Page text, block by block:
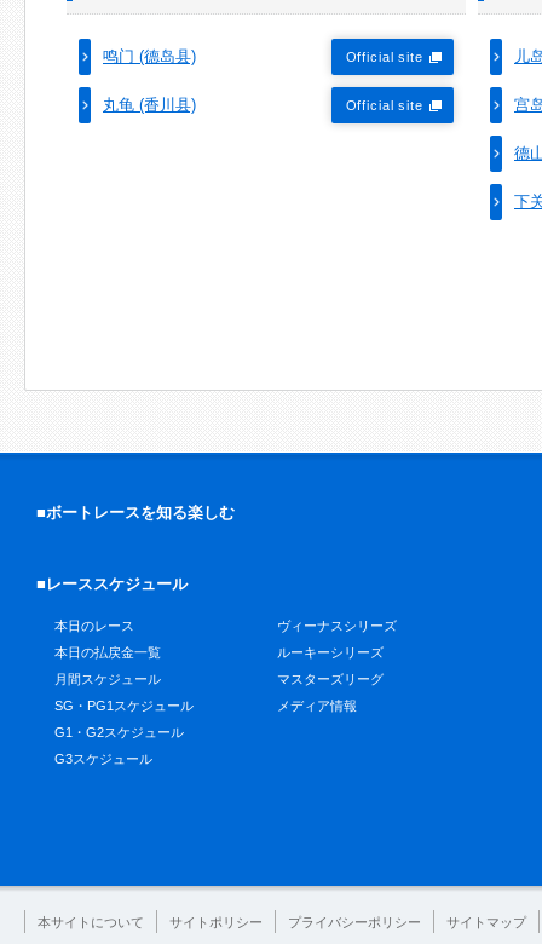
鸣门 (德岛县) Official site
丸龟 (香川县) Official site
儿
宫
德
下
■ボートレースを知る楽しむ
■レーススケジュール
本日のレース
本日の払戻金一覧
月間スケジュール
SG・PG1スケジュール
G1・G2スケジュール
G3スケジュール
ヴィーナスシリーズ
ルーキーシリーズ
マスターズリーグ
メディア情報
本サイトについて サイトポリシー プライバシーポリシー サイトマップ